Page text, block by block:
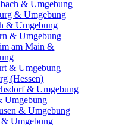
& Umgebung
& Umgebung
& Umgebung
& Umgebung
am Main &
& Umgebung
(Hessen)
& Umgebung
Umgebung
& Umgebung
Umgebung